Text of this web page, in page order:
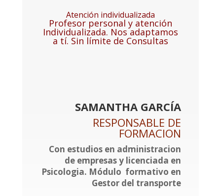
Atención individualizada
Profesor personal y atención
Individualizada. Nos adaptamos
a tí. Sin límite de Consultas
SAMANTHA GARCÍA
RESPONSABLE DE
FORMACION
Con estudios en administracion
de empresas y licenciada en
Psicologia. Módulo formativo en
Gestor del transporte